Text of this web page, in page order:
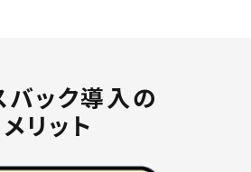
バック導入の
メリット